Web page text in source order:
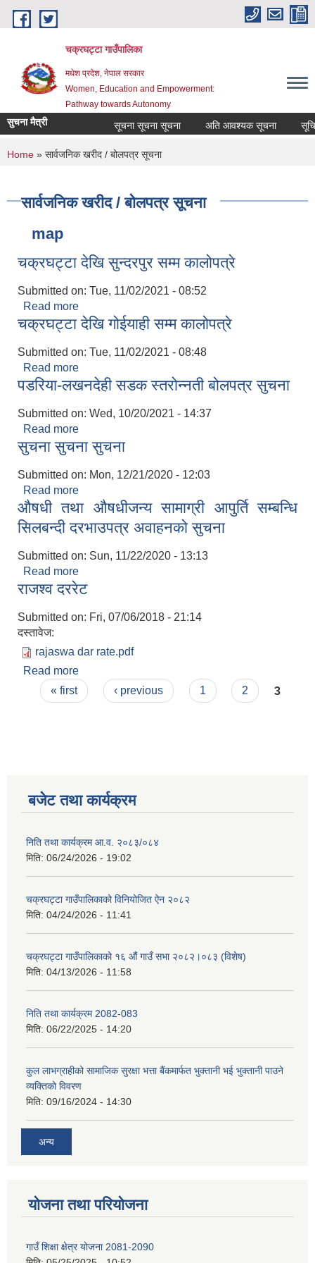
Skip to main content
चक्रघट्टा गाउँपालिका
मधेश प्रदेश, नेपाल सरकार
Women, Education and Empowerment:
Pathway towards Autonomy
सुचना मैत्री सूचना सूचना सूचना अति आवश्यक सूचना सूचि
You are here
Home » सार्वजनिक खरीद / बोलपत्र सूचना
सार्वजनिक खरीद / बोलपत्र सूचना
map
चक्रघट्टा देखि सुन्दरपुर सम्म कालोपत्रे
Submitted on: Tue, 11/02/2021 - 08:52
Read more
चक्रघट्टा देखि गोईयाही सम्म कालोपत्रे
Submitted on: Tue, 11/02/2021 - 08:48
Read more
पडरिया-लखनदेही सडक स्तरोन्नती बोलपत्र सुचना
Submitted on: Wed, 10/20/2021 - 14:37
Read more
सुचना सुचना सुचना
Submitted on: Mon, 12/21/2020 - 12:03
Read more
औषधी तथा औषधीजन्य सामाग्री आपुर्ति सम्बन्धि
सिलबन्दी दरभाउपत्र अवाहनको सुचना
Submitted on: Sun, 11/22/2020 - 13:13
Read more
सिलबन्दी दरभाउपत्र अवाहनको सुचना
राजश्व दररेट
Submitted on: Fri, 07/06/2018 - 21:14
दस्तावेज:
rajaswa dar rate.pdf
Read more
Pages
« first ‹ previous 1 2 3
बजेट तथा कार्यक्रम
निति तथा कार्यक्रम आ‍.व. २०८३/०८४
मिति: 06/24/2026 - 19:02
चक्रघट्टा गाउँपालिकाको विनियोजित ऐन २०८२
मिति: 04/24/2026 - 11:41
चक्रघट्टा गाउँपालिकाको १६ औं गाउँ सभा २०८२।०८३ (विशेष)
मिति: 04/13/2026 - 11:58
निति तथा कार्यक्रम 2082-083
मिति: 06/22/2025 - 14:20
कुल लाभग्राहीको सामाजिक सुरक्षा भत्ता बैंकमार्फत भुक्तानी भई भुक्तानी पाउने
व्यक्तिको विवरण
मिति: 09/16/2024 - 14:30
अन्य
योजना तथा परियोजना
गाउँ शिक्षा क्षेत्र योजना 2081-2090